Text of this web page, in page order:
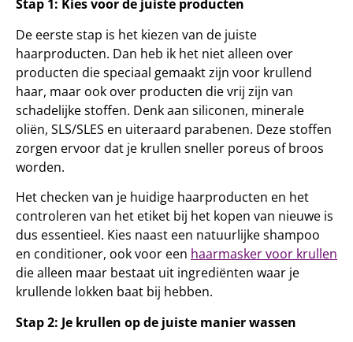
Stap 1: Kies voor de juiste producten
De eerste stap is het kiezen van de juiste
haarproducten. Dan heb ik het niet alleen over
producten die speciaal gemaakt zijn voor krullend
haar, maar ook over producten die vrij zijn van
schadelijke stoffen. Denk aan siliconen, minerale
oliën, SLS/SLES en uiteraard parabenen. Deze stoffen
zorgen ervoor dat je krullen sneller poreus of broos
worden.
Het checken van je huidige haarproducten en het
controleren van het etiket bij het kopen van nieuwe is
dus essentieel. Kies naast een natuurlijke shampoo
en conditioner, ook voor een haarmasker voor krullen
die alleen maar bestaat uit ingrediënten waar je
krullende lokken baat bij hebben.
Stap 2: Je krullen op de juiste manier wassen